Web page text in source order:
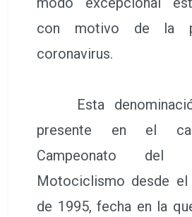
con motivo de la
coronavirus.
Esta
presente en el
Campeonato del
Motociclismo desde
de 1995, fecha en la